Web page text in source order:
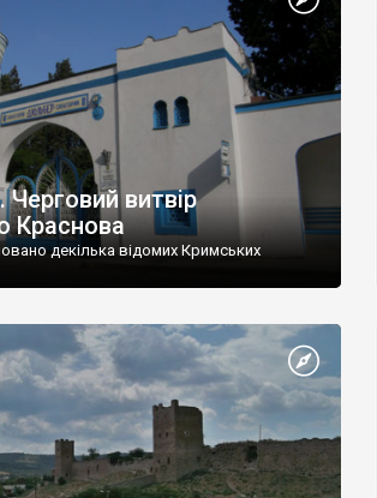
витвір
Краснова
декілька відомих Кримських